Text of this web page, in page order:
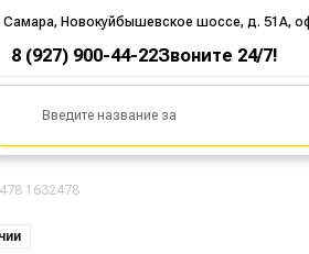
Самара, Новокуйбышевское шоссе, д. 51А,
8 (927) 900-44-22Звоните 24/7!
1632478